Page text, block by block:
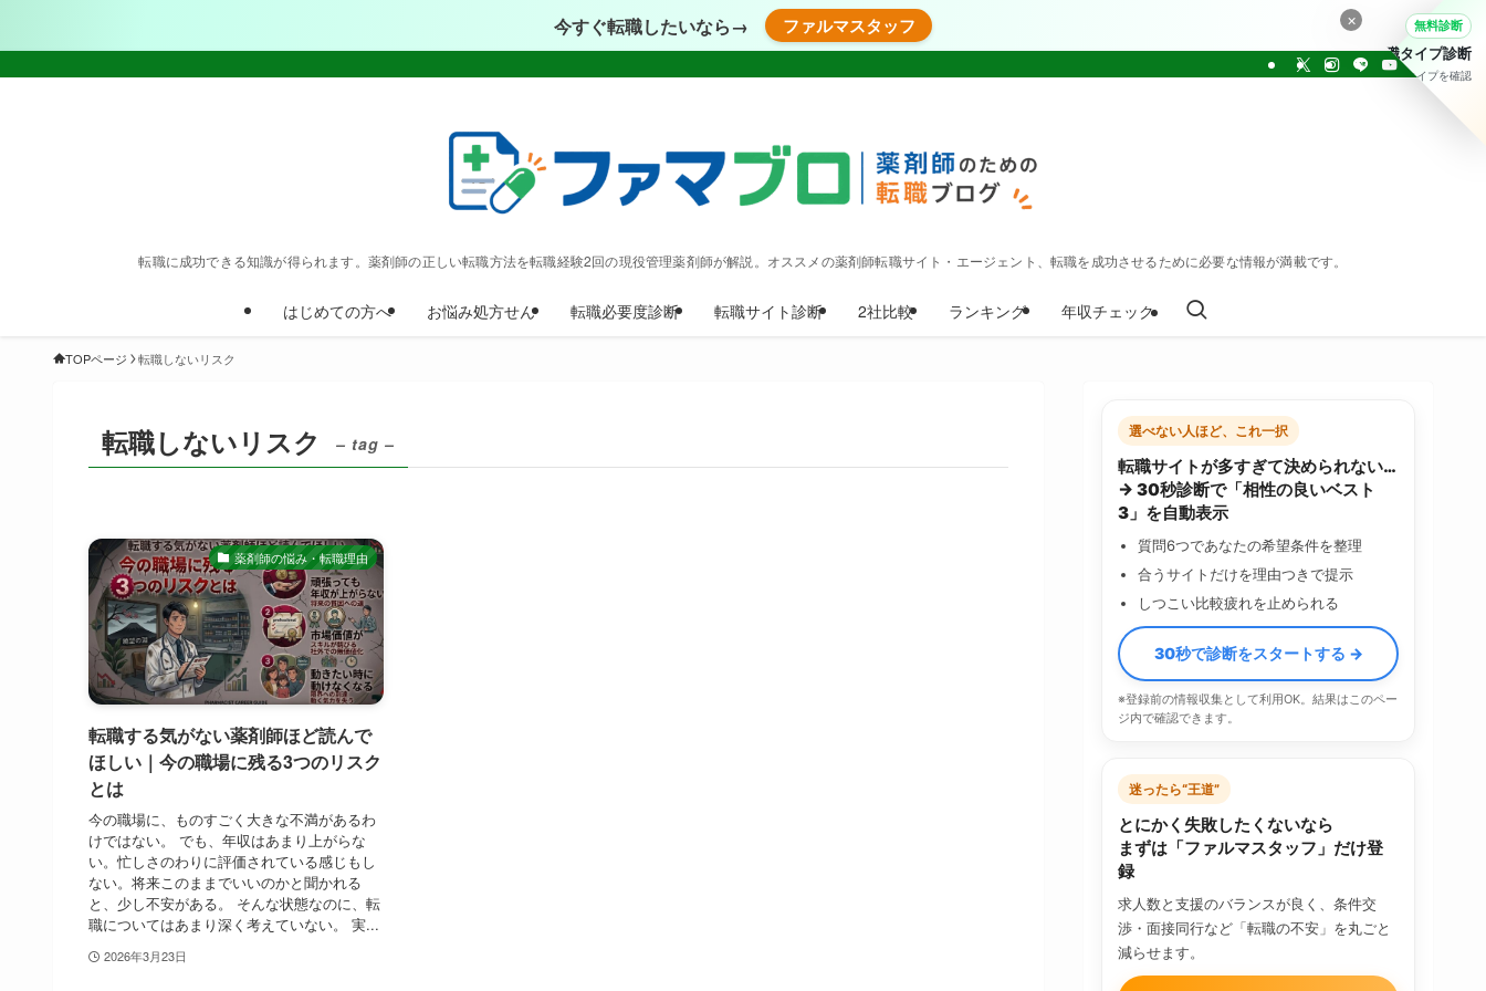
今すぐ転職したいなら→ ファルマスタッフ
転職に成功できる知識が得られます。薬剤師の正しい転職方法を転職経験2回の現役管理薬剤師が解説。オススメの薬剤師転職サイト・エージェント、転職を成功させるために必要な情報が満載です。
はじめての方へ お悩み処方せん 転職必要度診断 転職サイト診断 2社比較 ランキング 年収チェック
TOPページ 転職しないリスク
転職しないリスク – tag –
薬剤師の悩み・転職理由
転職する気がない薬剤師ほど読んで
ほしい｜今の職場に残る3つのリスク
とは
今の職場に、ものすごく大きな不満があるわ
けではない。 でも、年収はあまり上がらな
い。忙しさのわりに評価されている感じもし
ない。将来このままでいいのかと聞かれる
と、少し不安がある。 そんな状態なのに、転
職についてはあまり深く考えていない。 実...
2026年3月23日
選べない人ほど、これ一択
転職サイトが多すぎて決められない…
→ 30秒診断で「相性の良いベスト
3」を自動表示
質問6つであなたの希望条件を整理
合うサイトだけを理由つきで提示
しつこい比較疲れを止められる
30秒で診断をスタートする →
※登録前の情報収集として利用OK。結果はこのペー
ジ内で確認できます。
迷ったら“王道”
とにかく失敗したくないなら
まずは「ファルマスタッフ」だけ登
録
求人数と支援のバランスが良く、条件交
渉・面接同行など「転職の不安」を丸ごと
減らせます。
× 無料診断
転職タイプ診断
30問でタイプを確認